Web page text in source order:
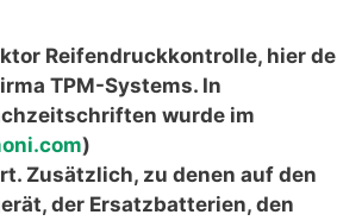
Reifendruckkontrolle, hier
TPM-Systems. In
wurde im
)
Zusätzlich, zu denen auf den
der Ersatzbatterien, den